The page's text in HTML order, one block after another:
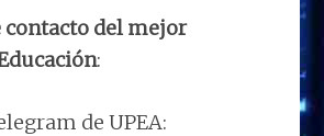
contacto del mejor
:
de UPEA: